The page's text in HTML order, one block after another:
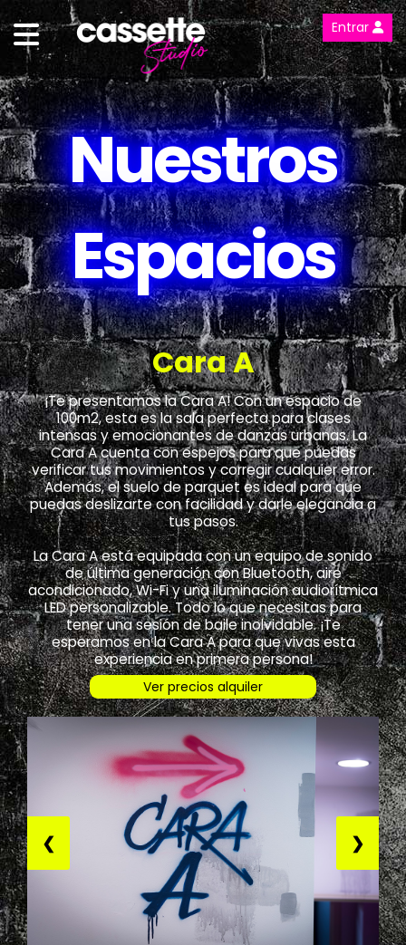
Entrar
Nuestros
Espacios
Cara A
¡Te presentamos la Cara A! Con un espacio de
100m2, esta es la sala perfecta para clases
intensas y emocionantes de danzas urbanas. La
Cara A cuenta con espejos para que puedas
verificar tus movimientos y corregir cualquier error.
Además, el suelo de parquet es ideal para que
puedas deslizarte con facilidad y darle elegancia a
tus pasos.
La Cara A está equipada con un equipo de sonido
de última generación con Bluetooth, aire
acondicionado, Wi-Fi y una iluminación audiorítmica
LED personalizable. Todo lo que necesitas para
tener una sesión de baile inolvidable. ¡Te
esperamos en la Cara A para que vivas esta
experiencia en primera persona!
Ver precios alquiler
❮ ❯